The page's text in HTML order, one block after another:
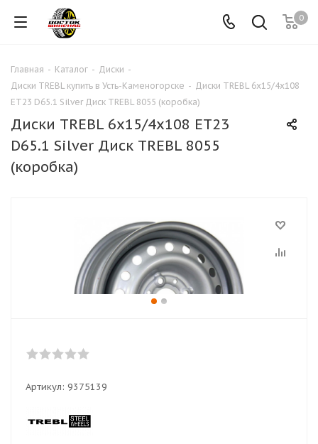
0
Главная - Каталог - Диски -
Диски TREBL купить в Усть-Каменогорске - Диски TREBL 6x15/4x108
ET23 D65.1 Silver Диск TREBL 8055 (коробка)
Диски TREBL 6x15/4x108 ET23
D65.1 Silver Диск TREBL 8055
(коробка)
Артикул: 9375139